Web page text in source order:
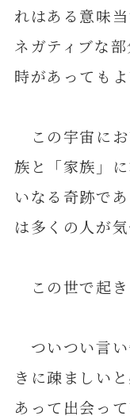
れはある意味
ネガティブな
時があっても
この宇宙に
族と「家族」
いなる奇跡で
は多くの人が
この世で起き
ついつい言い
きに疎ましい
あって出会っ